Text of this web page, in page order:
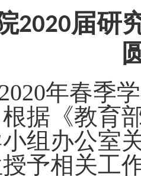
2020届研
年春季
据《教育
组办公室
予相关工